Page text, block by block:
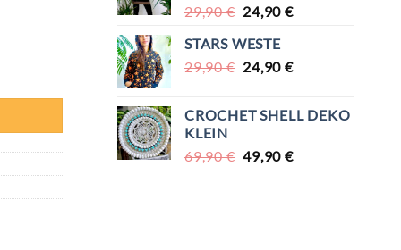
29,90€ URSPRÜNGLICHER
WAR:
29,90 €
24,90€AKTUELLER
24,90 €.
STARS WESTE
29,90€ URSPRÜNGLICHER
29,90 €
24,90€AKTUELLER
24,90 €.
CROCHET SHELL DEKO
KLEIN
69,90€ URSPRÜNGLICHER
49,90€AKTUELLER